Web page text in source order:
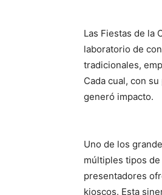
Las Fiestas de la
laboratorio de
tradicionales,
Cada cual, con
generó impacto.
Uno de los
múltiples tipos
presentadores
kioscos. Esta